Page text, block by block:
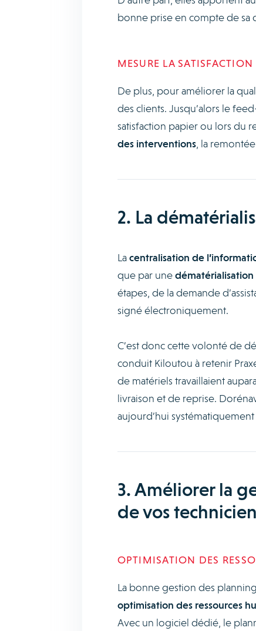
bonne prise en compte de sa
MESURE LA
De plus, pour améliorer la
des clients. Jusqu’alors le
satisfaction papier ou lors du
des interventions, la
2. La
Lacentralisation de
que par unedématérialisation
étapes, de la demande
signé électroniquement.
C’est donc cette volonté de
conduit Kiloutou à retenir
de matériels travaillaient
livraison et de reprise.
aujourd’hui
3. Améliorer la
de vos
OPTIMISATION DES
La bonne gestion des
optimisation des ressources
Avec un logiciel dédié, le